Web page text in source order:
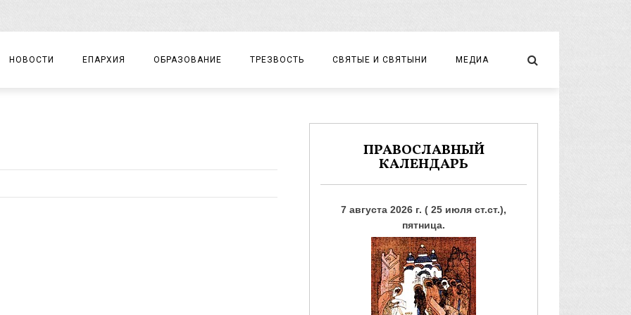
НОВОСТИ ЕПАРХИЯ
ДОКУМЕНТЫ
ЕПАРХИАЛЬНЫЕ ОТДЕЛЫ
ОБРАЗОВАНИЕ
ДЕТСКИЙ ТУРИЗМ
ТРЕЗВОСТЬ
ЗАМЕТКИ
СВЯТЫЕ И СВЯТЫНИ МЕДИА
ФОТО
ПРАВОСЛАВНЫЙ
КАЛЕНДАРЬ
7 августа 2026 г. ( 25 июля ст.ст.),
пятница.